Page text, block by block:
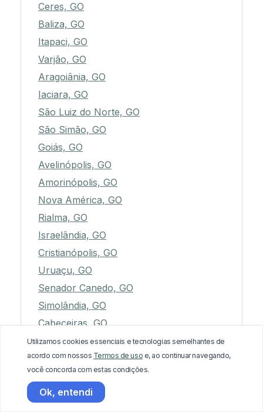
Ceres, GO
Baliza, GO
Itapaci, GO
Varjão, GO
Aragoiânia, GO
Iaciara, GO
São Luiz do Norte, GO
São Simão, GO
Goiás, GO
Avelinópolis, GO
Amorinópolis, GO
Nova América, GO
Rialma, GO
Israelândia, GO
Cristianópolis, GO
Uruaçu, GO
Senador Canedo, GO
Simolândia, GO
Cabeceiras, GO
Morrinhos, GO
Formoso, GO
Alto Paraíso de Goiás, GO
Turvânia, GO
Utilizamos cookies essenciais e tecnologias semelhantes de
acordo com nossos Termos de uso e, ao continuar navegando,
você concorda com estas condições.
Ok, entendi